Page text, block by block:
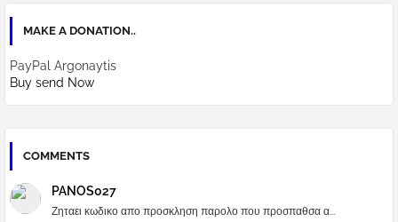
MAKE A DONATION..
PayPal Argonaytis
Buy send Now
COMMENTS
PANOS027
Ζηταει κωδικο απο προσκληση παρολο που προσπαθσα α...